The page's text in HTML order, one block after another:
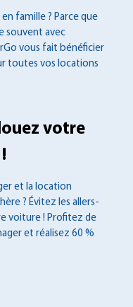
famille ? Parce que
souvent avec
vous fait bénéficier
toutes vos locations
votre
et la location
? Évitez les allers-
voiture ! Profitez de
et réalisez 60 %